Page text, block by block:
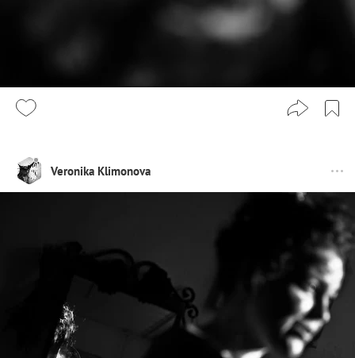
Veronika Klimonova